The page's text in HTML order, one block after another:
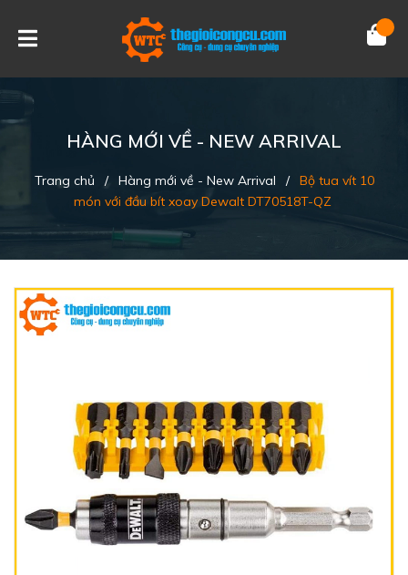
HÀNG MỚI VỀ - NEW ARRIVAL
Trang chủ / Hàng mới về - New Arrival / Bộ tua vít 10
món với đầu bít xoay Dewalt DT70518T-QZ